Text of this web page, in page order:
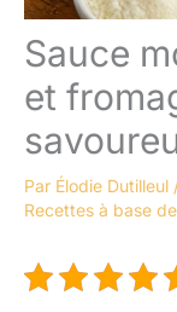
Sauce
et
Par Élodie Dutilleul
Recettes à base